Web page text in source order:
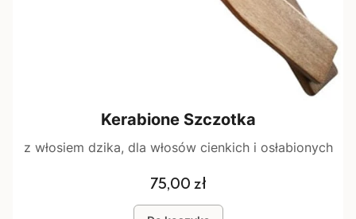
Kerabione Szczotka
z włosiem dzika, dla włosów cienkich i osłabionych
Cena
75,00 zł